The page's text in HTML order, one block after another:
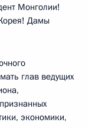
Монголии!
Дамы
глав ведущих
экономики,